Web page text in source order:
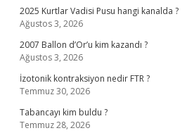
2025 Kurtlar Vadisi Pusu hangi kanalda ?
Ağustos 3, 2026
2007 Ballon d’Or’u kim kazandı ?
Ağustos 3, 2026
İzotonik kontraksiyon nedir FTR ?
Temmuz 30, 2026
Tabancayı kim buldu ?
Temmuz 28, 2026